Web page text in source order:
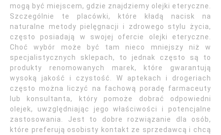
mogą być miejscem, gdzie znajdziemy olejki eteryczne.
Szczególnie te placówki, które kładą nacisk na
naturalne metody pielęgnacji i zdrowego stylu życia,
często posiadają w swojej ofercie olejki eteryczne.
Choć wybór może być tam nieco mniejszy niż w
specjalistycznych sklepach, to jednak często są to
produkty renomowanych marek, które gwarantują
wysoką jakość i czystość. W aptekach i drogeriach
często można liczyć na fachową poradę farmaceuty
lub konsultanta, który pomoże dobrać odpowiedni
olejek, uwzględniając jego właściwości i potencjalne
zastosowania. Jest to dobre rozwiązanie dla osób,
które preferują osobisty kontakt ze sprzedawcą i chcą